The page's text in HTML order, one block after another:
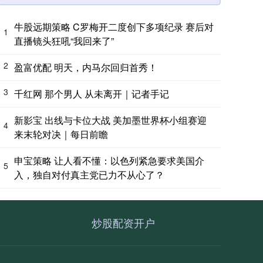
1
牛股远期策略 C罗梅开二度创下多项纪录 赛后对
直播镜头狂吼“我回来了”
2 盈富优配 明天，内马尔回归首秀！
3 千红网 那个男人 从未离开｜记者手记
4 新影宝 出线与卡位大战 美加墨世界杯小组赛迎
来末轮对决｜每日前瞻
5 申宝策略 让人看不懂：以色列紧急要求美国介
入，独自对付真主党已力不从心了？
炒股配资开户